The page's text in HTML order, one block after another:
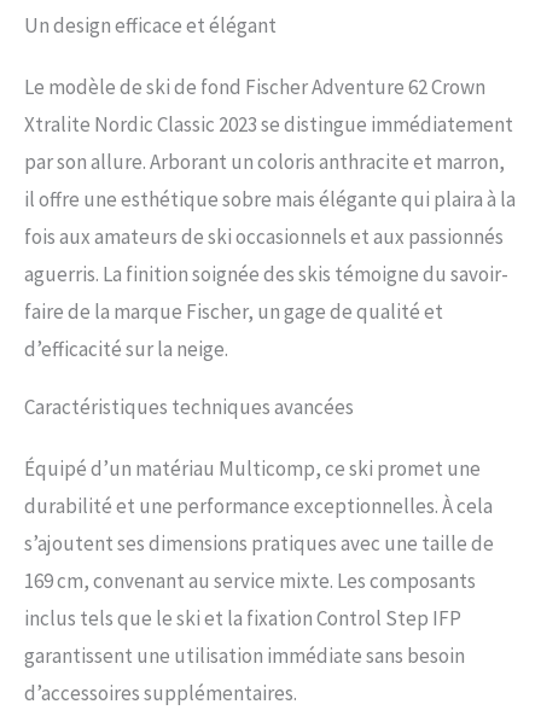
Style : Classic | Flexor : 7,0 |
facile et intuitive | Réglage sans
outil - Ajustement sur la piste |
Contrôle et stabilité | Tailles des
chaussures : 35-52 Technologie
de fixation : Turn Lock, sans outil,
curseur à double verrouillage,
corps anti-torsion, Step-In, talon
pré-ajustable, Classic Flexor Un
partenaire polyvalent et fiable
pour tous les terrains. Équipé
Crown, l'Aventure 62 Crown
Xtralite se distingue par sa
manipulation facile et sa
repoussée sûre hors des pistes
de piste. Grâce à sa forme
latérale étroite, il joue également
ses compétences en tant que
polyvalent.
Un design efficace et élégant
Le modèle de ski de fond Fischer Adventure 62 Crown
Xtralite Nordic Classic 2023 se distingue immédiatement
par son allure. Arborant un coloris anthracite et marron,
il offre une esthétique sobre mais élégante qui plaira à la
fois aux amateurs de ski occasionnels et aux passionnés
aguerris. La finition soignée des skis témoigne du savoir-
faire de la marque Fischer, un gage de qualité et
d’efficacité sur la neige.
Caractéristiques techniques avancées
Équipé d’un matériau Multicomp, ce ski promet une
durabilité et une performance exceptionnelles. À cela
s’ajoutent ses dimensions pratiques avec une taille de
169 cm, convenant au service mixte. Les composants
inclus tels que le ski et la fixation Control Step IFP
garantissent une utilisation immédiate sans besoin
d’accessoires supplémentaires.